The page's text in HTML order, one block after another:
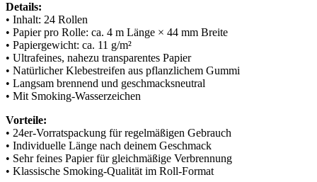
Details:
• Inhalt: 24 Rollen
• Papier pro Rolle: ca. 4 m Länge × 44 mm Breite
• Papiergewicht: ca. 11 g/m²
• Ultrafeines, nahezu transparentes Papier
• Natürlicher Klebestreifen aus pflanzlichem Gummi
• Langsam brennend und geschmacksneutral
• Mit Smoking-Wasserzeichen
Vorteile:
• 24er-Vorratspackung für regelmäßigen Gebrauch
• Individuelle Länge nach deinem Geschmack
• Sehr feines Papier für gleichmäßige Verbrennung
• Klassische Smoking-Qualität im Roll-Format